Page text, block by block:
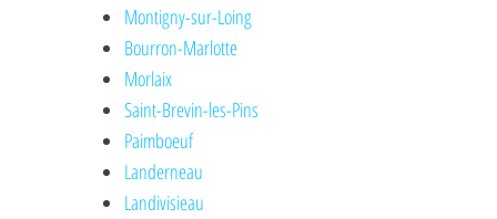
Montigny-sur-Loing
Bourron-Marlotte
Morlaix
Saint-Brevin-les-Pins
Paimboeuf
Landerneau
Landivisieau